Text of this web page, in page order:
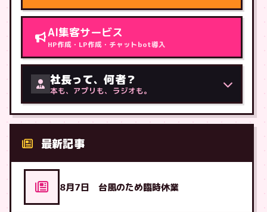
AI集客サービス
HP作成・LP作成・チャットbot導入
社長って、何者？
本も、アプリも、ラジオも。
最新記事
8月7日 台風のため臨時休業